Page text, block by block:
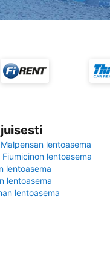
lentoasema
Fiumicinon lentoasema
lentoasema
lentoasema
lentoasema